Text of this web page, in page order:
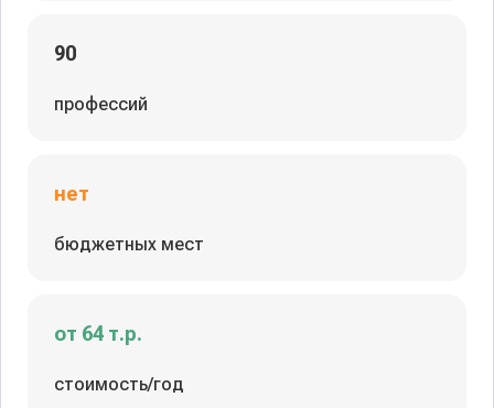
90
профессий
нет
бюджетных мест
от 64 т.р.
стоимость/год